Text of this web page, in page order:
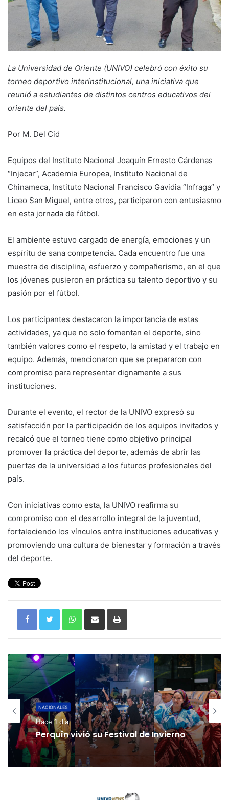
La Universidad de Oriente (UNIVO) celebró con éxito su
torneo deportivo interinstitucional, una iniciativa que
reunió a estudiantes de distintos centros educativos del
oriente del país.
Por M. Del Cid
Equipos del Instituto Nacional Joaquín Ernesto Cárdenas
“Injecar”, Academia Europea, Instituto Nacional de
Chinameca, Instituto Nacional Francisco Gavidia “Infraga” y
Liceo San Miguel, entre otros, participaron con entusiasmo
en esta jornada de fútbol.
El ambiente estuvo cargado de energía, emociones y un
espíritu de sana competencia. Cada encuentro fue una
muestra de disciplina, esfuerzo y compañerismo, en el que
los jóvenes pusieron en práctica su talento deportivo y su
pasión por el fútbol.
Los participantes destacaron la importancia de estas
actividades, ya que no solo fomentan el deporte, sino
también valores como el respeto, la amistad y el trabajo en
equipo. Además, mencionaron que se prepararon con
compromiso para representar dignamente a sus
instituciones.
Durante el evento, el rector de la UNIVO expresó su
satisfacción por la participación de los equipos invitados y
recalcó que el torneo tiene como objetivo principal
promover la práctica del deporte, además de abrir las
puertas de la universidad a los futuros profesionales del
país.
Con iniciativas como esta, la UNIVO reafirma su
compromiso con el desarrollo integral de la juventud,
fortaleciendo los vínculos entre instituciones educativas y
promoviendo una cultura de bienestar y formación a través
del deporte.
WhatsAppCompartir por correo electrónicoImprimir
NACIONALES
Hace 1 día
Perquín vivió su Festival de Invierno